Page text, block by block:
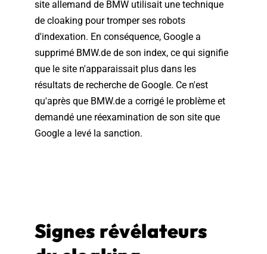
site allemand de BMW utilisait une technique
de cloaking pour tromper ses robots
d'indexation. En conséquence, Google a
supprimé BMW.de de son index, ce qui signifie
que le site n'apparaissait plus dans les
résultats de recherche de Google. Ce n'est
qu'après que BMW.de a corrigé le problème et
demandé une réexamination de son site que
Google a levé la sanction.
Signes révélateurs